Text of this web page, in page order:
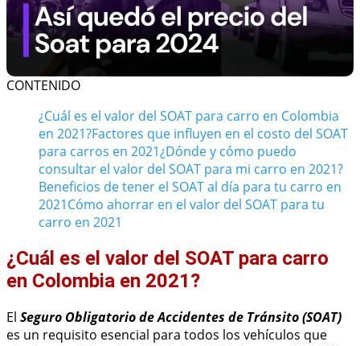
CONTENIDO
¿Cuál es el valor del SOAT para carro en Colombia
en 2021?Factores que influyen en el costo del SOAT
para carros en 2021¿Dónde y cómo puedo
consultar el valor del SOAT para mi carro en 2021?
Beneficios de tener el SOAT al día para tu carro en
2021Cómo ahorrar en el valor del SOAT para tu
carro en 2021
¿Cuál es el valor del SOAT para carro
en Colombia en 2021?
El Seguro Obligatorio de Accidentes de Tránsito (SOAT)
es un requisito esencial para todos los vehículos que